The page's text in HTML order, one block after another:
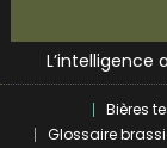
to
contentBrewDog
Bières et
Bières
Glossaire